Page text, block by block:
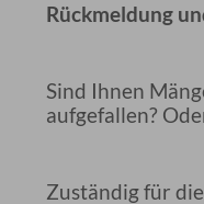
Rückmeldung
Sind Ihnen
aufgefallen?
Zuständig für